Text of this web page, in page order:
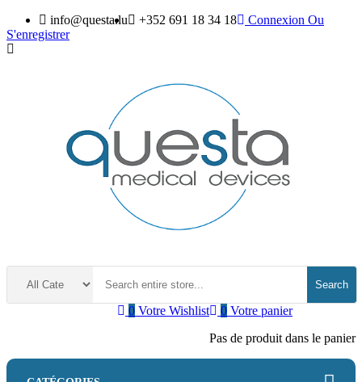
info@questa.lu +352 691 18 34 18 Connexion Ou
S'enregistrer
Search
0 Votre panier
Pas de produit dans le panier
0 Votre Wishlist